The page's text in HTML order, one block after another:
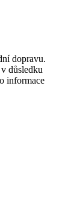
dopravu.
důsledku
informace